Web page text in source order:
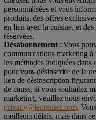
personnalisées et vous
produits, des offres
en lien avec la cuisine, et
réservées.
Désabonnement : Vous
communications marketing
les méthodes indiquées
pour vous désinscrire de la
lien de désinscription
de cause, si vous souhaitez
marketing, veuillez nous
privacy@lecreuset.com.
meilleurs délais, mais dans